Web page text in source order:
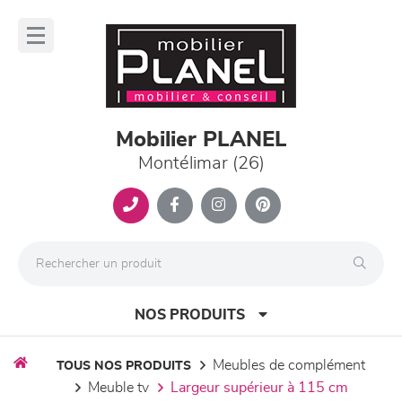
Mobilier PLANEL
Montélimar (26)
NOS PRODUITS
TOUS NOS PRODUITS
meubles de complément
meuble tv
largeur supérieur à 115 cm